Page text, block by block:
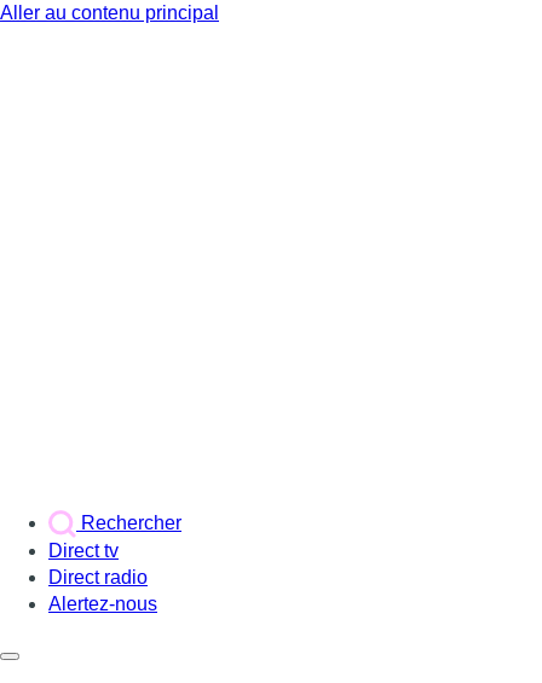
Aller au contenu principal
Rechercher
Direct tv
Direct radio
Alertez-nous